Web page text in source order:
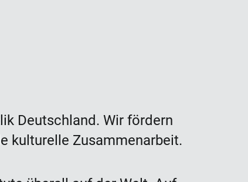
Deutschland. Wir fördern
kulturelle Zusammenarbeit.